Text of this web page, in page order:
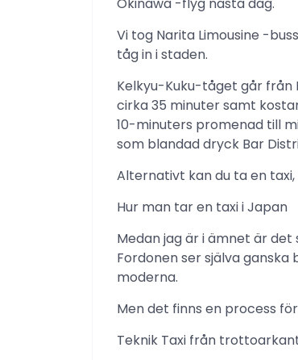
Vi tog Narita Limousine -
tåg in i staden.
Kelkyu-Kuku-tåget går från
cirka 35 minuter samt
10-minuters promenad till
som blandad dryck Bar
Alternativt kan du ta en
Hur man tar en taxi i Japan
Medan jag är i ämnet är
Fordonen ser själva ganska
moderna.
Men det finns en process
Teknik Taxi från